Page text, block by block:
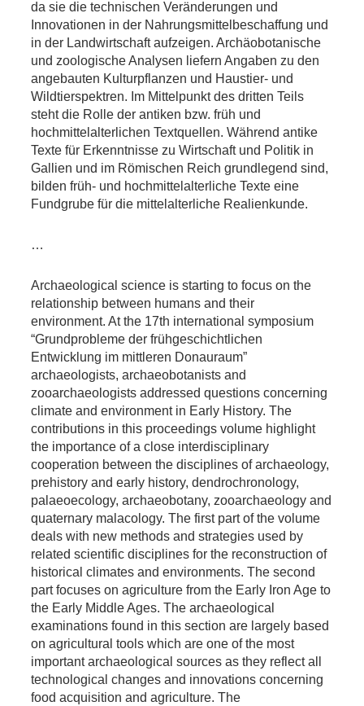
da sie die technischen Veränderungen und
Innovationen in der Nahrungsmittelbeschaffung und
in der Landwirtschaft aufzeigen. Archäobotanische
und zoologische Analysen liefern Angaben zu den
angebauten Kulturpflanzen und Haustier- und
Wildtierspektren. Im Mittelpunkt des dritten Teils
steht die Rolle der antiken bzw. früh und
hochmittelalterlichen Textquellen. Während antike
Texte für Erkenntnisse zu Wirtschaft und Politik in
Gallien und im Römischen Reich grundlegend sind,
bilden früh- und hochmittelalterliche Texte eine
Fundgrube für die mittelalterliche Realienkunde.
…
Archaeological science is starting to focus on the
relationship between humans and their
environment. At the 17th international symposium
“Grundprobleme der frühgeschichtlichen
Entwicklung im mittleren Donauraum”
archaeologists, archaeobotanists and
zooarchaeologists addressed questions concerning
climate and environment in Early History. The
contributions in this proceedings volume highlight
the importance of a close interdisciplinary
cooperation between the disciplines of archaeology,
prehistory and early history, dendrochronology,
palaeoecology, archaeobotany, zooarchaeology and
quaternary malacology. The first part of the volume
deals with new methods and strategies used by
related scientific disciplines for the reconstruction of
historical climates and environments. The second
part focuses on agriculture from the Early Iron Age to
the Early Middle Ages. The archaeological
examinations found in this section are largely based
on agricultural tools which are one of the most
important archaeological sources as they reflect all
technological changes and innovations concerning
food acquisition and agriculture. The